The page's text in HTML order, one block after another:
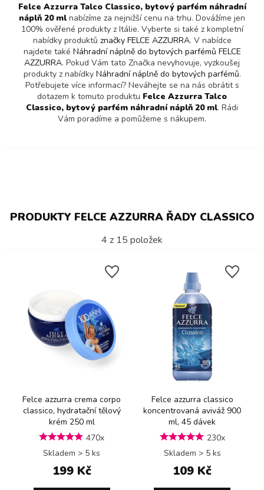
Felce Azzurra Talco Classico, bytový parfém náhradní
náplň 20 ml nabízíme za nejnižší cenu na trhu. Dovážíme jen
100% ověřené produkty z Itálie. Vyberte si také z kompletní
nabídky produktů značky FELCE AZZURRA. V nabídce
najdete také Náhradní náplně do bytových parfémů FELCE
AZZURRA. Pokud Vám tato Značka nevyhovuje, vyzkoušej
produkty z nabídky Náhradní náplně do bytových parfémů.
Potřebujete více informací? Neváhejte se na nás obrátit s
dotazem k tomuto produktu Felce Azzurra Talco
Classico, bytový parfém náhradní náplň 20 ml. Rádi
Vám poradíme a pomůžeme s nákupem.
PRODUKTY FELCE AZZURRA ŘADY CLASSICO
4 z 15 položek
Felce azzurra crema corpo
classico, hydratační tělový
krém 250 ml
470x
Skladem > 5 ks
199 Kč
Felce azzurra classico
koncentrovaná aviváž 900
ml, 45 dávek
230x
Skladem > 5 ks
109 Kč